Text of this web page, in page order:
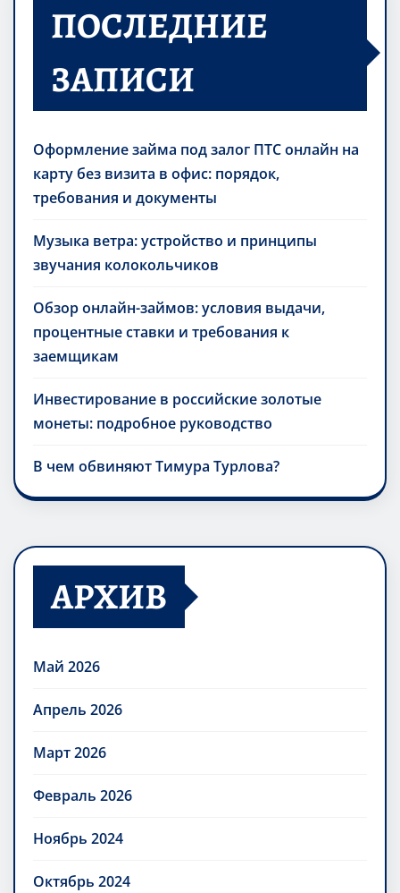
ПОСЛЕДНИЕ
ЗАПИСИ
Оформление займа под залог ПТС онлайн на
карту без визита в офис: порядок,
требования и документы
Музыка ветра: устройство и принципы
звучания колокольчиков
Обзор онлайн-займов: условия выдачи,
процентные ставки и требования к
заемщикам
Инвестирование в российские золотые
монеты: подробное руководство
В чем обвиняют Тимура Турлова?
АРХИВ
Май 2026
Апрель 2026
Март 2026
Февраль 2026
Ноябрь 2024
Октябрь 2024